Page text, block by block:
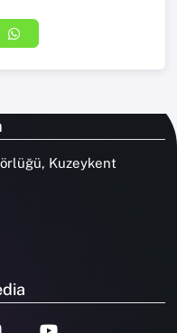
Kuzeykent